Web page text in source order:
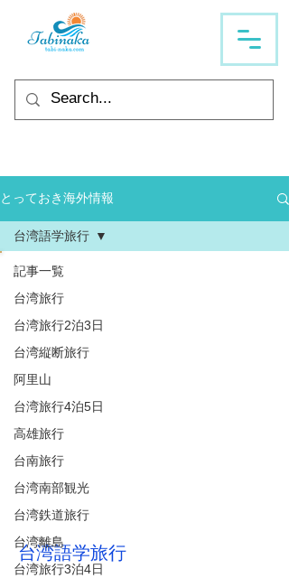
とっておき海外情報
記事一覧
台湾旅行
台湾旅行2泊3日
台湾縦断旅行
阿里山
台湾旅行4泊5日
高雄旅行
台南旅行
台湾南部観光
台湾鉄道旅行
台湾離島
台湾旅行3泊4日
台湾語学旅行
台湾語学旅行